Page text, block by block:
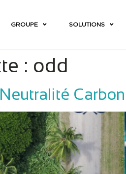
GROUPE SOLUTIONS
: odd